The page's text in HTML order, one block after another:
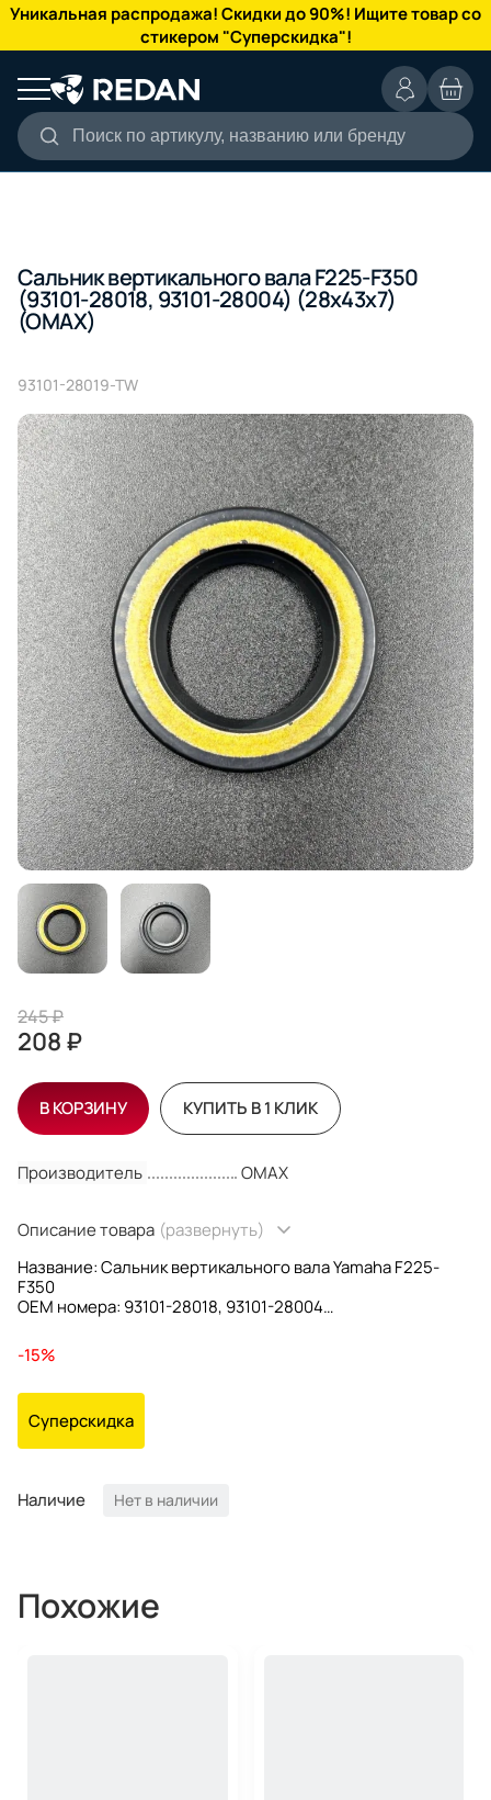
Уникальная распродажа! Скидки до 90%! Ищите товар со
стикером "Суперскидка"!
Поиск по артикулу, названию или бренду
КАТАЛОГ
Сальник вертикального вала F225-F350
(93101-28018, 93101-28004) (28x43x7)
(OMAX)
93101-28019-TW
Производитель OMAX
Описание товара (развернуть)
Название: Сальник вертикального вала Yamaha F225-
F350
OEM номера: 93101-28018, 93101-28004
Производитель: OMAX
-15%
Суперскидка
Наличие Нет в наличии
245 ₽
208 ₽
В КОРЗИНУ КУПИТЬ В 1 КЛИК
Похожие